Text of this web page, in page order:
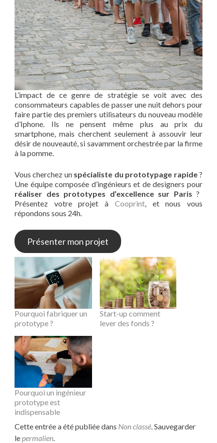
L’impact de ce genre de stratégie se voit avec des
consommateurs capables de passer une nuit dehors pour
faire partie des premiers utilisateurs du nouveau modèle
d’Iphone. Ils ne pensent même plus au prix du
smartphone, mais cherchent seulement à assouvir leur
désir de nouveauté, si savamment orchestrée par la firme
à la pomme.
Vous cherchez unspécialiste du prototypage rapide?
Une équipe composée d’ingénieurs et de designers pour
réaliser des prototypes d’excellence sur Paris ?
Présentez votre projet à Cooprint, et nous vous
répondons sous 24h.
Présenter mon projet
Pourquoi fabriquer un
prototype ?
Start-up comment
lever des fonds ?
Pourquoi un ingénieur
prototype est
indispensable
Cette entrée a été publiée dans Non classé. Sauvegarder
lepermalien.